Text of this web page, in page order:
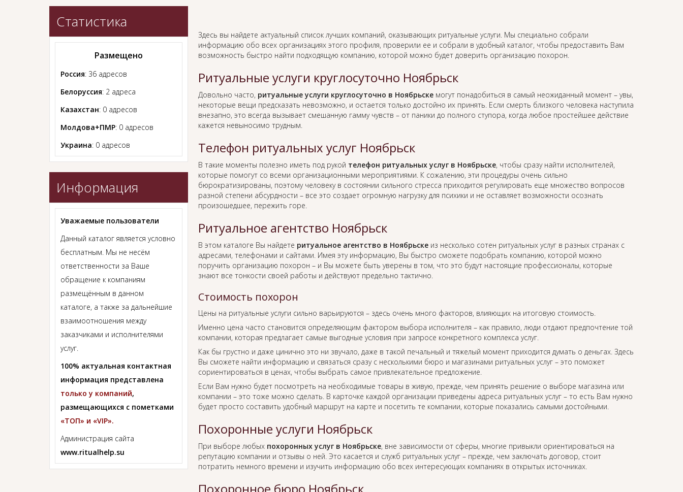
Здесь вы найдете актуальный список лучших компаний, оказывающих ритуальные услуги. Мы специально собрали
информацию обо всех организациях этого профиля, проверили ее и собрали в удобный каталог, чтобы предоставить Вам
возможность быстро найти подходящую компанию, которой можно будет доверить организацию похорон.
Ритуальные услуги круглосуточно Ноябрьск
Довольно часто, ритуальные услуги круглосуточно в Ноябрьскемогут понадобиться в самый неожиданный момент – увы,
некоторые вещи предсказать невозможно, и остается только достойно их принять. Если смерть близкого человека наступила
внезапно, это всегда вызывает смешанную гамму чувств – от паники до полного ступора, когда любое простейшее действие
кажется невыносимо трудным.
Телефон ритуальных услуг Ноябрьск
В такие моменты полезно иметь под рукой телефон ритуальных услуг в Ноябрьске, чтобы сразу найти исполнителей,
которые помогут со всеми организационными мероприятиями. К сожалению, эти процедуры очень сильно
бюрократизированы, поэтому человеку в состоянии сильного стресса приходится регулировать еще множество вопросов
разной степени абсурдности – все это создает огромную нагрузку для психики и не оставляет возможности осознать
произошедшее, пережить горе.
Ритуальное агентство Ноябрьск
В этом каталоге Вы найдете ритуальное агентство в Ноябрьскеиз несколько сотен ритуальных услуг в разных странах с
адресами, телефонами и сайтами. Имея эту информацию, Вы быстро сможете подобрать компанию, которой можно
поручить организацию похорон – и Вы можете быть уверены в том, что это будут настоящие профессионалы, которые
знают все тонкости своей работы и действуют предельно тактично.
Стоимость похорон
Цены на ритуальные услуги сильно варьируются – здесь очень много факторов, влияющих на итоговую стоимость.
Именно цена часто становится определяющим фактором выбора исполнителя – как правило, люди отдают предпочтение той
компании, которая предлагает самые выгодные условия при запросе конкретного комплекса услуг.
Как бы грустно и даже цинично это ни звучало, даже в такой печальный и тяжелый момент приходится думать о деньгах. Здесь
Вы сможете найти информацию и связаться сразу с несколькими бюро и магазинами ритуальных услуг – это поможет
сориентироваться в ценах, чтобы выбрать самое привлекательное предложение.
Если Вам нужно будет посмотреть на необходимые товары в живую, прежде, чем принять решение о выборе магазина или
компании – это тоже можно сделать. В карточке каждой организации приведены адреса ритуальных услуг – то есть Вам нужно
будет просто составить удобный маршрут на карте и посетить те компании, которые показались самыми достойными.
Похоронные услуги Ноябрьск
При выборе любых похоронных услуг в Ноябрьске, вне зависимости от сферы, многие привыкли ориентироваться на
репутацию компании и отзывы о ней. Это касается и служб ритуальных услуг – прежде, чем заключать договор, стоит
потратить немного времени и изучить информацию обо всех интересующих компаниях в открытых источниках.
Статистика
Размещено
Россия: 36 адресов
Белоруссия: 2 адреса
Казахстан: 0 адресов
Молдова+ПМР: 0 адресов
Украина: 0 адресов
Информация
Уважаемые пользователи
Данный каталог является условно
бесплатным. Мы не несём
ответственности за Ваше
обращение к компаниям
размещённым в данном
каталоге, а также за дальнейшие
взаимоотношения между
заказчиками и исполнителями
услуг.
100% актуальная контактная
информация представлена
только у компаний,
размещающихся с пометками
«ТОП» и «VIP».
Администрация сайта
www.ritualhelp.su